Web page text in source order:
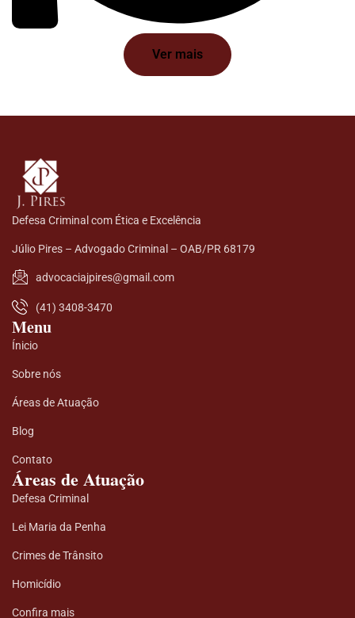
Ver mais
Defesa Criminal com Ética e Excelência
Júlio Pires – Advogado Criminal – OAB/PR 68179
advocaciajpires@gmail.com
(41) 3408-3470
Menu
Ínicio
Sobre nós
Áreas de Atuação
Blog
Contato
Áreas de Atuação
Defesa Criminal
Lei Maria da Penha
Crimes de Trânsito
Homicídio
Confira mais